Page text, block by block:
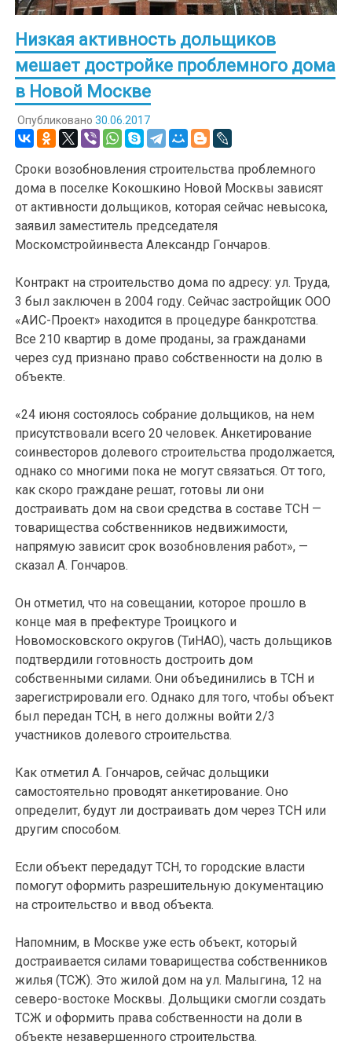
Низкая активность дольщиков
мешает достройке проблемного дома
в Новой Москве
Опубликовано 30.06.2017
Сроки возобновления строительства проблемного
дома в поселке Кокошкино Новой Москвы зависят
от активности дольщиков, которая сейчас невысока,
заявил заместитель председателя
Москомстройинвеста Александр Гончаров.
Контракт на строительство дома по адресу: ул. Труда,
3 был заключен в 2004 году. Сейчас застройщик ООО
«АИС-Проект» находится в процедуре банкротства.
Все 210 квартир в доме проданы, за гражданами
через суд признано право собственности на долю в
объекте.
«24 июня состоялось собрание дольщиков, на нем
присутствовали всего 20 человек. Анкетирование
соинвесторов долевого строительства продолжается,
однако со многими пока не могут связаться. От того,
как скоро граждане решат, готовы ли они
достраивать дом на свои средства в составе ТСН —
товарищества собственников недвижимости,
напрямую зависит срок возобновления работ», —
сказал А. Гончаров.
Он отметил, что на совещании, которое прошло в
конце мая в префектуре Троицкого и
Новомосковского округов (ТиНАО), часть дольщиков
подтвердили готовность достроить дом
собственными силами. Они объединились в ТСН и
зарегистрировали его. Однако для того, чтобы объект
был передан ТСН, в него должны войти 2/3
участников долевого строительства.
Как отметил А. Гончаров, сейчас дольщики
самостоятельно проводят анкетирование. Оно
определит, будут ли достраивать дом через ТСН или
другим способом.
Если объект передадут ТСН, то городские власти
помогут оформить разрешительную документацию
на строительство и ввод объекта.
Напомним, в Москве уже есть объект, который
достраивается силами товарищества собственников
жилья (ТСЖ). Это жилой дом на ул. Малыгина, 12 на
северо-востоке Москвы. Дольщики смогли создать
ТСЖ и оформить права собственности на доли в
объекте незавершенного строительства.